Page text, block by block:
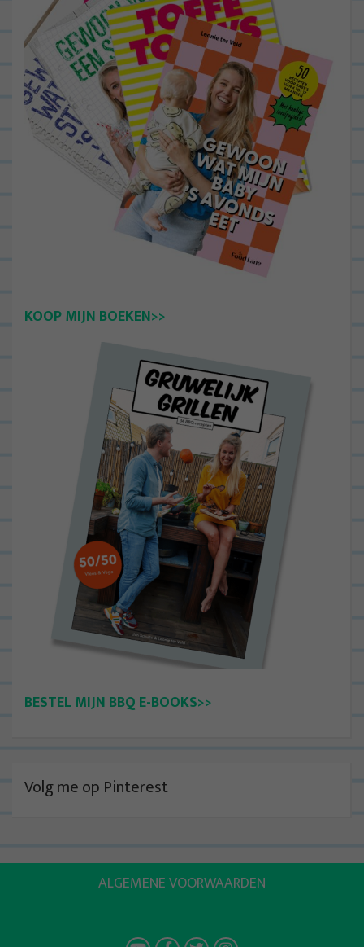
KOOP MIJN BOEKEN>>
BESTEL MIJN BBQ E-BOOKS>>
Volg me op Pinterest
ALGEMENE VOORWAARDEN